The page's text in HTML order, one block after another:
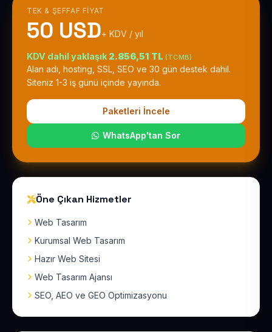
TEK & ŞEFFAF FIYAT
50 USD+ KDV / yıl
KDV dahil yaklaşık 2.856,51 TL (TCMB)
Alan adı, hosting, SSL, SEO ve 30 gün destek dahil.
Siteniz 1-3 iş günü içinde yayında.
Paketleri İncele
WhatsApp'tan Sor
Öne Çıkan Hizmetler
Web Tasarım
Kurumsal Web Tasarım
Hazır Web Sitesi
Web Tasarım Ajansı
SEO, AEO ve GEO Optimizasyonu